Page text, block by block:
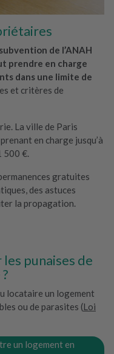
de l’ANAH
prendre en charge
dans une limite de
et critères de
La ville de Paris
en charge jusqu’à
500 €.
gratuites
des astuces
la propagation.
punaises de
locataire un logement
ou de parasites (Loi
un logement en